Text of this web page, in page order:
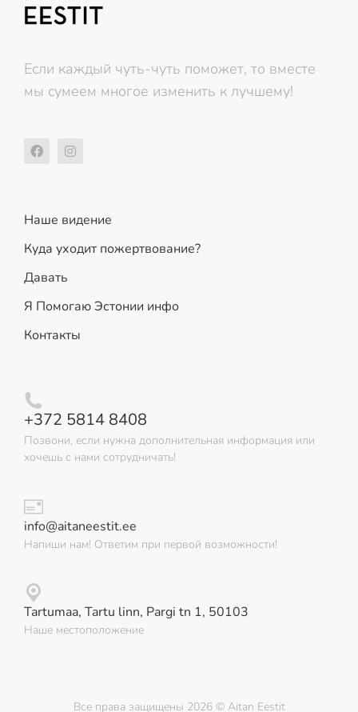
Если каждый чуть-чуть поможет, то вместе
мы сумеем многое изменить к лучшему!
Наше видение
Куда уходит пожертвование?
Давать
Я Помогаю Эстонии инфо
Контакты
+372 5814 8408
Позвони, если нужна дополнительная информация или
хочешь с нами сотрудничать!
info@aitaneestit.ee
Напиши нам! Ответим при первой возможности!
Tartumaa, Tartu linn, Pargi tn 1, 50103
Наше местоположение
Все права защищены 2026 © Aitan Eestit